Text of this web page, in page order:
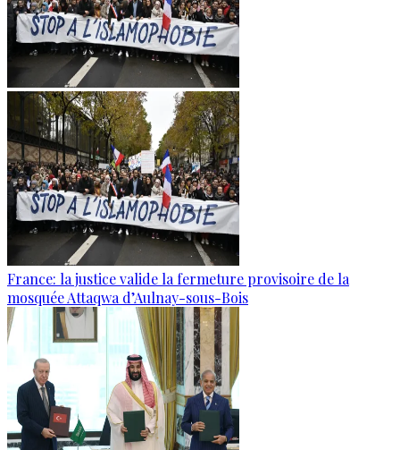
France: la justice valide la fermeture provisoire de la
mosquée Attaqwa d’Aulnay-sous-Bois